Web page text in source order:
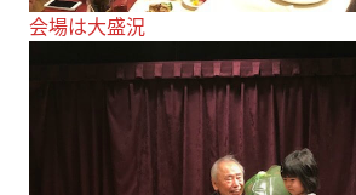
会場は大盛況